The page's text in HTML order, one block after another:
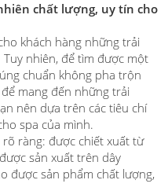
chất lượng, uy tín cho
khách hàng những trải
nhiên, để tìm được một
chuẩn không pha trộn
mang đến những trải
nên dựa trên các tiêu chí
spa của mình.
ràng: được chiết xuất từ
sản xuất trên dây
được sản phẩm chất lượng,